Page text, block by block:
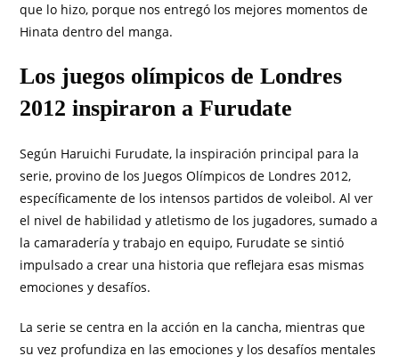
que lo hizo, porque nos entregó los mejores momentos de
Hinata dentro del manga.
Los juegos olímpicos de Londres
2012 inspiraron a Furudate
Según Haruichi Furudate, la inspiración principal para la
serie, provino de los Juegos Olímpicos de Londres 2012,
específicamente de los intensos partidos de voleibol. Al ver
el nivel de habilidad y atletismo de los jugadores, sumado a
la camaradería y trabajo en equipo, Furudate se sintió
impulsado a crear una historia que reflejara esas mismas
emociones y desafíos.
La serie se centra en la acción en la cancha, mientras que
su vez profundiza en las emociones y los desafíos mentales